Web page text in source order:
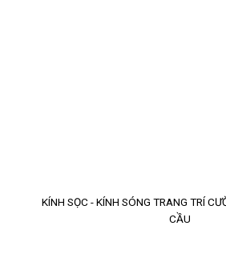
KÍNH SỌC - KÍNH SÓNG TRANG TRÍ
CẦU